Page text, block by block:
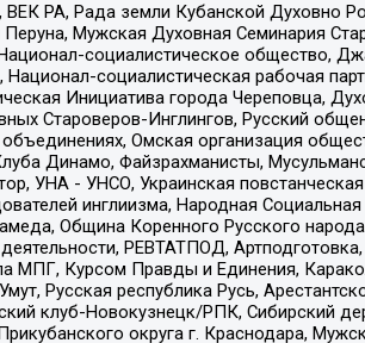
ВЕК РА, Рада земли Кубанской Духовно
Мужская Духовная Семинария
социалистическое общество,
социалистическая рабочая
Инициатива города Череповца,
Староверов-Инглингов, Русский
Омская организация
Динамо, Файзрахманисты,
УНА - УНСО, Украинская
инглиизма, Народная
Община Коренного Русского
деятельности, РЕВТАТПОД,
МПГ, Курсом Правды и Единения,
Русская республика Русь,
клуб-Новокузнецк/РПК,
округа г. Краснодара,